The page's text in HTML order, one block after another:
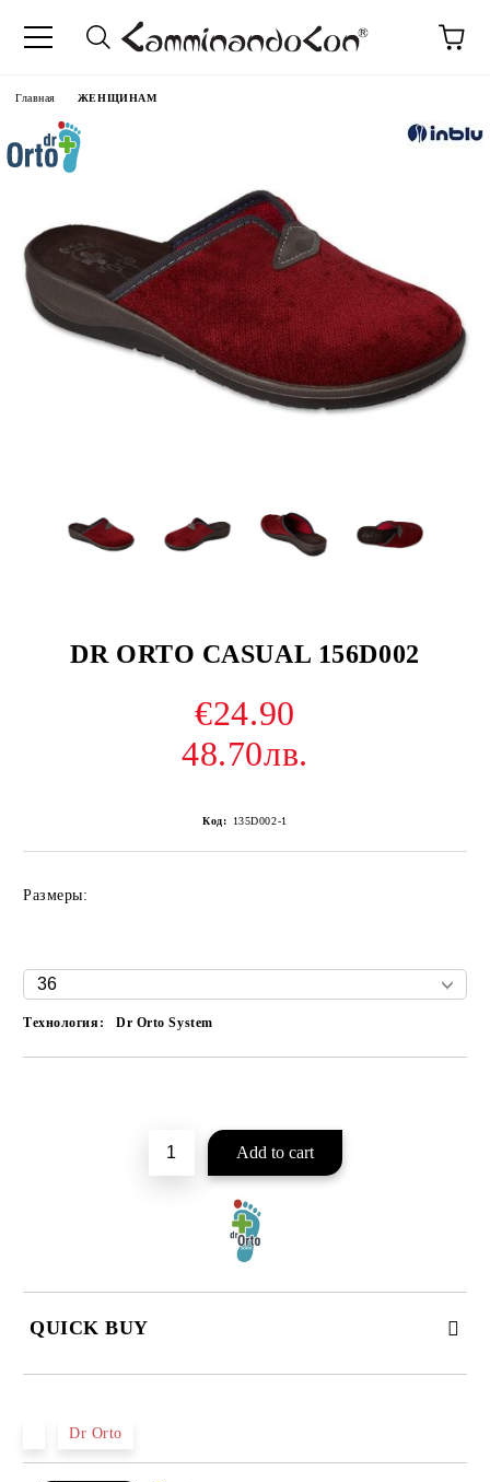
Главная ЖЕНЩИНАМ
DR ORTO CASUAL 156D002
€24.90
48.70лв.
Код: 135D002-1
Размеры:
Технология: Dr Orto System
QUICK BUY
Dr Orto